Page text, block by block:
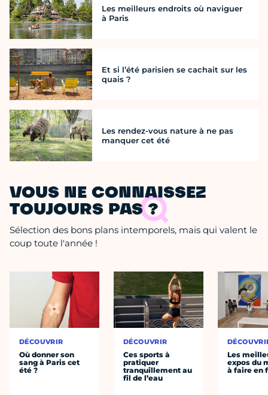
Les meilleurs endroits où naviguer
à Paris
Et si l’été parisien se cachait sur les
quais ?
Les rendez-vous nature à ne pas
manquer cet été
VOUS NE CONNAISSEZ
TOUJOURS PAS ?
Sélection des bons plans intemporels, mais qui valent le
coup toute l'année !
DÉCOUVRIR
Où donner son
sang à Paris cet
été ?
DÉCOUVRIR
Ces sports à
pratiquer
tranquillement au
fil de l’eau
Les
expos du
à faire en